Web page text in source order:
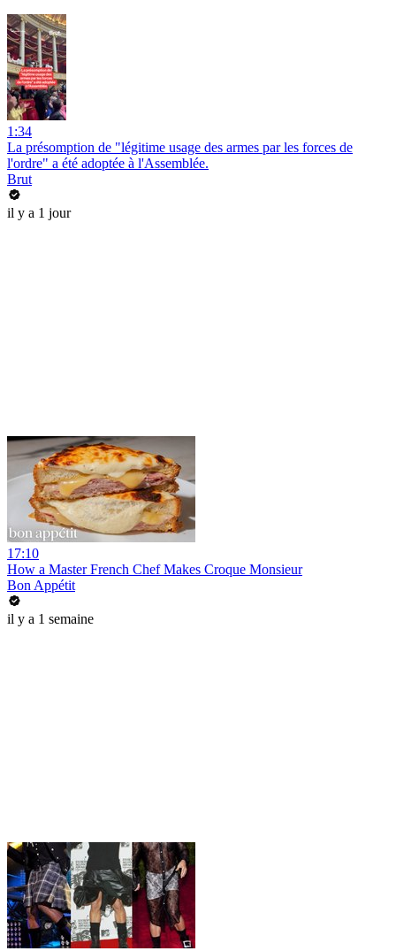
1:34
La présomption de "légitime usage des armes par les forces de
l'ordre" a été adoptée à l'Assemblée.
Brut
il y a 1 jour
17:10
How a Master French Chef Makes Croque Monsieur
Bon Appétit
il y a 1 semaine